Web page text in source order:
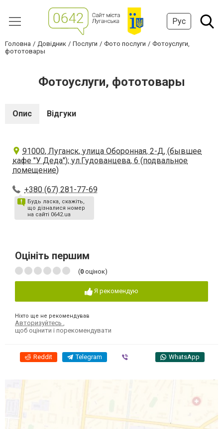
Рус
Головна Довідник Послуги Фото послуги
Фотоуслуги,
фототовары
Фотоуслуги, фототовары
Опис Відгуки
91000, Луганск, улица Оборонная, 2-Д, (бывшее
кафе "У Деда"); ул.Гудованцева, 6 (подвальное
помещение)
+380 (67) 281-77-69
Будь ласка, скажіть,
що дізналися номер
на сайті 0642.ua
Оцініть першим
(0 оцінок)
Я рекомендую
Ніхто ще не рекомендував
Авторизуйтесь
щоб оцінити і порекомендувати
Reddit Telegram WhatsApp